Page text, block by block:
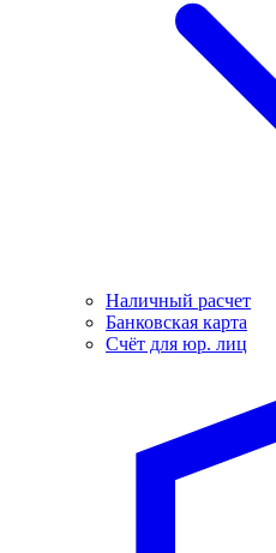
Наличный расчет
Банковская карта
Счёт для юр. лиц